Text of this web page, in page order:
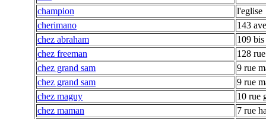
champion
l'eglise
cherimano
143
chez abraham
109
chez freeman
128
chez grand sam
9 rue
chez grand sam
9 rue
chez maguy
10 rue
chez maman
7 rue